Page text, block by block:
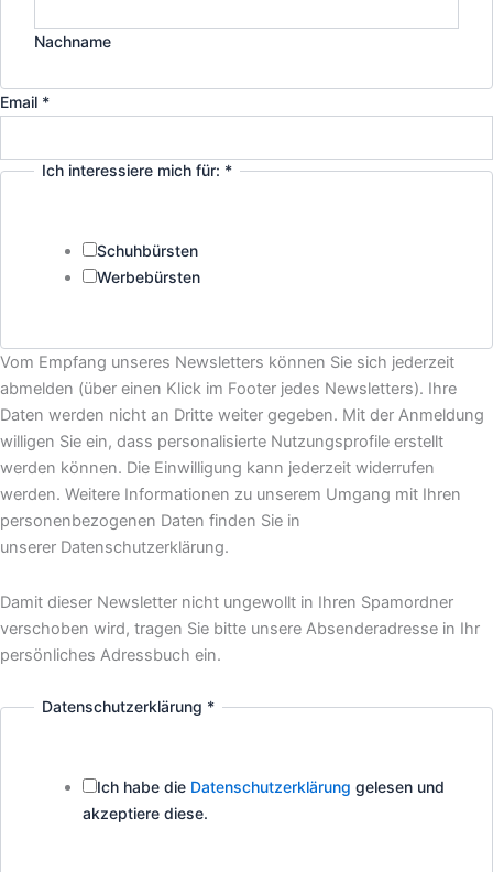
Nachname
Ich
interessiere
Email *
Ich interessiere mich für: *
Schuhbürsten
Werbebürsten
Vom Empfang unseres Newsletters können Sie sich jederzeit
abmelden (über einen Klick im Footer jedes Newsletters). Ihre
Daten werden nicht an Dritte weiter gegeben. Mit der Anmeldung
willigen Sie ein, dass personalisierte Nutzungsprofile erstellt
werden können. Die Einwilligung kann jederzeit widerrufen
werden. Weitere Informationen zu unserem Umgang mit Ihren
personenbezogenen Daten finden Sie in
unserer Datenschutzerklärung.
Damit dieser Newsletter nicht ungewollt in Ihren Spamordner
verschoben wird, tragen Sie bitte unsere Absenderadresse in Ihr
persönliches Adressbuch ein.
Datenschutzerklärung *
Ich habe die Datenschutzerklärung gelesen und
akzeptiere diese.